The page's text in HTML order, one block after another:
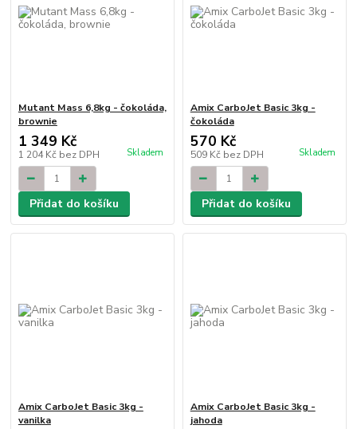
Mutant Mass 6,8kg - čokoláda,
brownie
1 349 Kč
1 204 Kč bez DPH Skladem
Přidat do košíku
Amix CarboJet Basic 3kg -
čokoláda
570 Kč
509 Kč bez DPH Skladem
Přidat do košíku
Amix CarboJet Basic 3kg -
vanilka
Amix CarboJet Basic 3kg -
jahoda